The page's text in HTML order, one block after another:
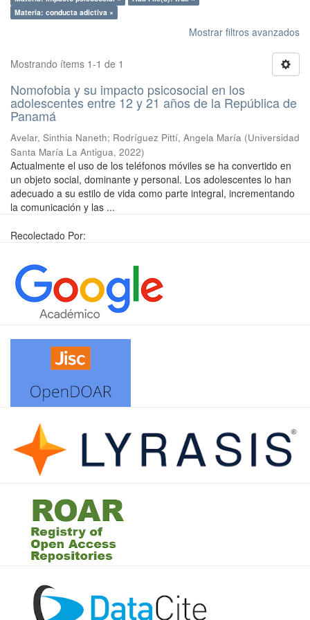
Materia: conducta adictiva ×
Mostrar filtros avanzados
Mostrando ítems 1-1 de 1
Nomofobia y su impacto psicosocial en los
adolescentes entre 12 y 21 años de la República de
Panamá
Avelar, Sinthia Naneth; Rodríguez Pittí, Angela María (Universidad
Santa María La Antigua, 2022)
Actualmente el uso de los teléfonos móviles se ha convertido en
un objeto social, dominante y personal. Los adolescentes lo han
adecuado a su estilo de vida como parte integral, incrementando
la comunicación y las ...
Recolectado Por: